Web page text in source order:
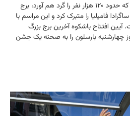
«محبت نیوز»- پاپ در مراسمی که حدود ۱۲۰ هزار نفر را گرد هم آورد، برج
فامیلیا را متبرک کرد و این مراسم با
آیین افتتاح باشکوه آخرین برج بزرگ
چهارشنبه بارسلون را به صحنه یک جشن